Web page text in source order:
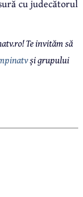
cu judecătorul
Te invităm să
și grupului